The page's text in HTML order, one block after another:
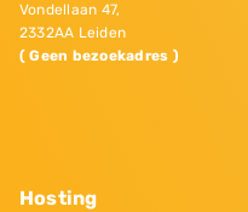
Vondellaan 47,
2332AA Leiden
( Geen bezoekadres )
Hosting